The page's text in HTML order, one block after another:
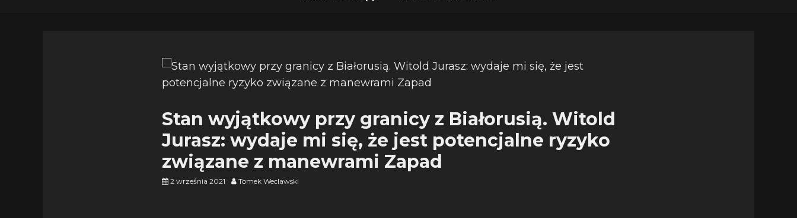
Stan wyjątkowy przy granicy z Białorusią. Witold
Jurasz: wydaje mi się, że jest potencjalne ryzyko
związane z manewrami Zapad
2 września 2021 Tomek Weclawski